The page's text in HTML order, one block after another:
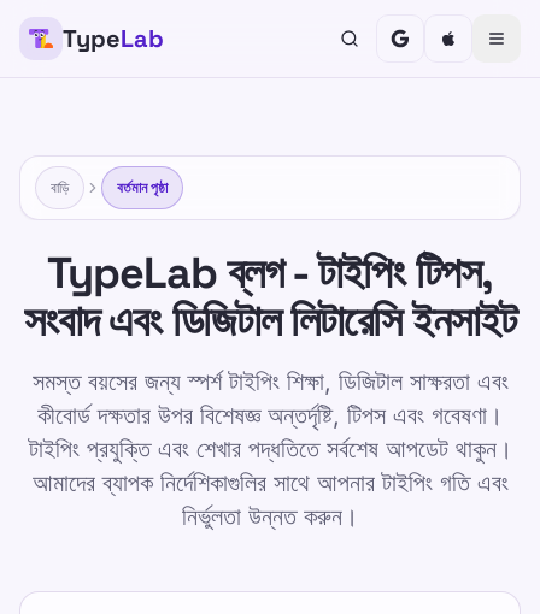
TypeLab
বাড়ি বর্তমান পৃষ্ঠা
TypeLab ব্লগ - টাইপিং টিপস,
সংবাদ এবং ডিজিটাল লিটারেসি ইনসাইট
সমস্ত বয়সের জন্য স্পর্শ টাইপিং শিক্ষা, ডিজিটাল সাক্ষরতা এবং
কীবোর্ড দক্ষতার উপর বিশেষজ্ঞ অন্তর্দৃষ্টি, টিপস এবং গবেষণা।
টাইপিং প্রযুক্তি এবং শেখার পদ্ধতিতে সর্বশেষ আপডেট থাকুন।
আমাদের ব্যাপক নির্দেশিকাগুলির সাথে আপনার টাইপিং গতি এবং
নির্ভুলতা উন্নত করুন।